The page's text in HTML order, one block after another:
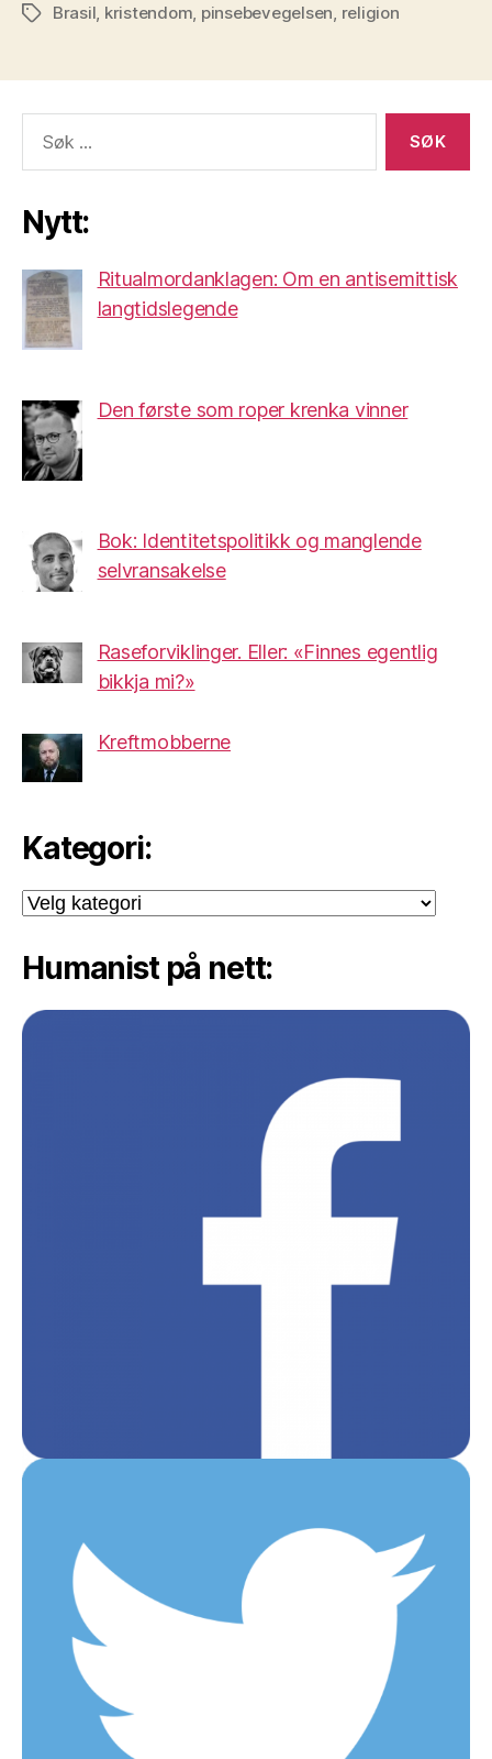
Stikkord
Brasil kristendom pinsebevegelsen religion
etter:
Nytt:
Ritualmordanklagen: Om en antisemittisk
langtidslegende
Den første som roper krenka vinner
Bok: Identitetspolitikk og manglende
selvransakelse
Raseforviklinger. Eller: «Finnes egentlig
bikkja mi?»
Kreftmobberne
Kategori:
Kategori:
Humanist på nett: